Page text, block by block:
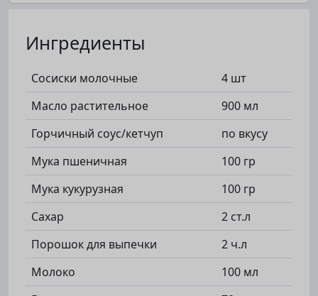
Ингредиенты
Сосиски молочные
4 шт
Масло растительное
900 мл
Горчичный соус/кетчуп
по вкусу
Мука пшеничная
100 гр
Мука кукурузная
100 гр
Сахар
2 ст.л
Порошок для выпечки
2 ч.л
Молоко
100 мл